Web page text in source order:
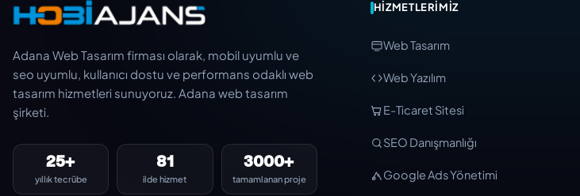
Adana Web Tasarım firması olarak, mobil uyumlu ve
seo uyumlu, kullanıcı dostu ve performans odaklı web
tasarım hizmetleri sunuyoruz. Adana web tasarım
şirketi.
25+
yıllık tecrübe
81
ilde hizmet
3000+
tamamlanan proje
HIZMETLERIMIZ
Web Tasarım
Web Yazılım
E-Ticaret Sitesi
SEO Danışmanlığı
Google Ads Yönetimi